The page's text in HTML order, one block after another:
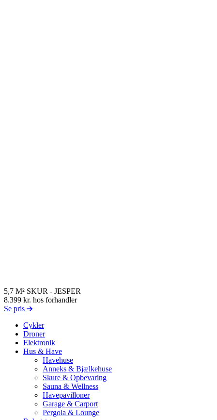
5,7 M² SKUR - JESPER
8.399 kr. hos forhandler
Se pris
Cykler
Droner
Elektronik
Hus & Have
Havehuse
Anneks & Bjælkehuse
Skure & Opbevaring
Sauna & Wellness
Havepavilloner
Garage & Carport
Pergola & Lounge